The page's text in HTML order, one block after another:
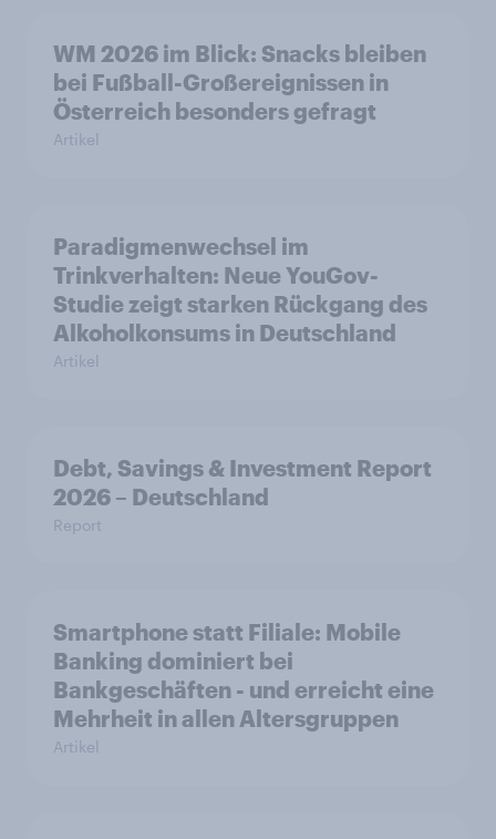
WM 2026 im Blick: Snacks bleiben
bei Fußball-Großereignissen in
Österreich besonders gefragt
Artikel
Paradigmenwechsel im
Trinkverhalten: Neue YouGov-
Studie zeigt starken Rückgang des
Alkoholkonsums in Deutschland
Artikel
Debt, Savings & Investment Report
2026 – Deutschland
Report
Smartphone statt Filiale: Mobile
Banking dominiert bei
Bankgeschäften - und erreicht eine
Mehrheit in allen Altersgruppen
Artikel